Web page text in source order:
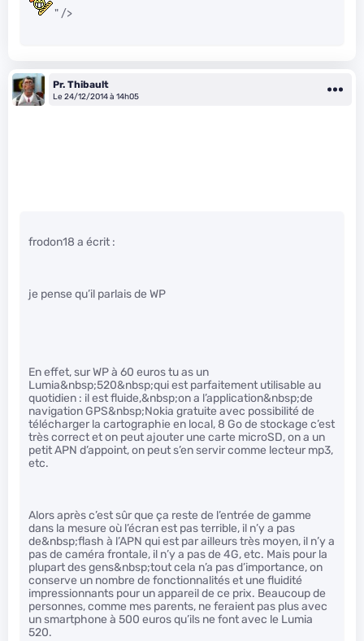
" />
Pr. Thibault
Le 24/12/2014 à 14h05
frodon18 a écrit :
je pense qu’il parlais de WP
En effet, sur WP à 60 euros tu as un
Lumia&nbsp;520&nbsp;qui est parfaitement utilisable au
quotidien : il est fluide,&nbsp;on a l’application&nbsp;de
navigation GPS&nbsp;Nokia gratuite avec possibilité de
télécharger la cartographie en local, 8 Go de stockage c’est
très correct et on peut ajouter une carte microSD, on a un
petit APN d’appoint, on peut s’en servir comme lecteur mp3,
etc.
Alors après c’est sûr que ça reste de l’entrée de gamme
dans la mesure où l’écran est pas terrible, il n’y a pas
de&nbsp;flash à l’APN qui est par ailleurs très moyen, il n’y a
pas de caméra frontale, il n’y a pas de 4G, etc. Mais pour la
plupart des gens&nbsp;tout cela n’a pas d’importance, on
conserve un nombre de fonctionnalités et une fluidité
impressionnants pour un appareil de ce prix. Beaucoup de
personnes, comme mes parents, ne feraient pas plus avec
un smartphone à 500 euros qu’ils ne font avec le Lumia
520.